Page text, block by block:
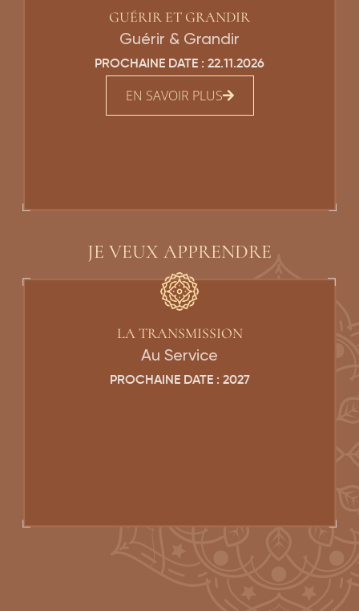
GUÉRIR ET GRANDIR
Guérir & Grandir
PROCHAINE DATE : 22.11.2026
EN SAVOIR PLUS
JE VEUX APPRENDRE
LA TRANSMISSION
Au Service
PROCHAINE DATE : 2027